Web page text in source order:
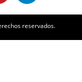
reservados.